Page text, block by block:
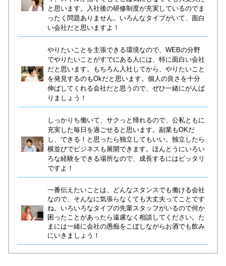
と思います。入社後の研修制度が充実しているのでま
ったく問題ありません。 いろんなタイプがいて、面白
い会社だと思いますよ！
やりたいことを主張できる環境なので、WEBの分野
でやりたいことがすでにある人には、特に面白い会社
だと思います。もちろん入社してから、やりたいこと
を発見するのもOkだと思います。個人の良さを十分
伸ばしてくれる会社だと思うので、ぜひ一緒にがんば
りましょう！
しっかりち働いて、サクっと帰れるので、公私ともに
充実した毎日を過ごせると思います。副業もOKだ
し、できる！と思ったら独立してもいい。独立したら
横並びでビジネスも展開できます。ほんとうにいろい
ろな経験をできる場所なので、成長するにはピッタリ
ですよ！
一番伝えたいことは、どんなスタンスでも働ける会社
なので、そんなに気張らなくても大丈夫ってことです
ね。いろいろなタイプの先輩スタッフがいるので何か
困ったことがあったら遠慮なく相談してください。た
まには一緒に会社の愚痴をこぼしながらお酒でも飲み
にいきましょう！